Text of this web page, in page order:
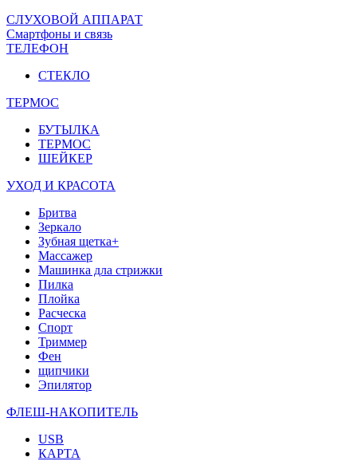
СЛУХОВОЙ АППАРАТ
Смартфоны и связь
ТЕЛЕФОН
СТЕКЛО
ТЕРМОС
БУТЫЛКА
ТЕРМОС
ШЕЙКЕР
УХОД И КРАСОТА
Бритва
Зеркало
Зубная щетка+
Массажер
Машинка дла стрижки
Пилка
Плойка
Расческа
Спорт
Триммер
Фен
щипчики
Эпилятор
ФЛЕШ-НАКОПИТЕЛЬ
USB
КАРТА